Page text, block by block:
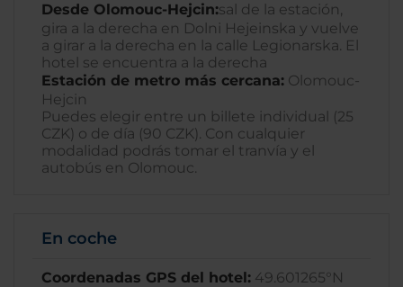
Desde Olomouc-Hejcin:sal de la estación,
gira a la derecha en Dolni Hejeinska y vuelve
a girar a la derecha en la calle Legionarska. El
hotel se encuentra a la derecha
Estación de metro más cercana: Olomouc-
Hejcin
Puedes elegir entre un billete individual (25
CZK) o de día (90 CZK). Con cualquier
modalidad podrás tomar el tranvía y el
autobús en Olomouc.
En coche
Coordenadas GPS del hotel: 49.601265°N